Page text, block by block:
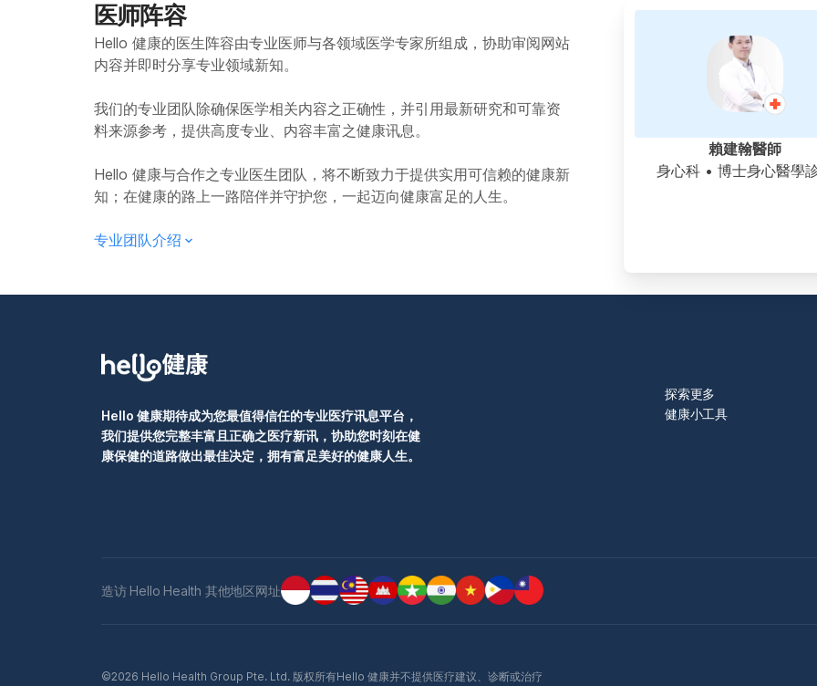
是，无论是医疗上常用的美白药物，还是市售的涂抹式、喷雾式防晒用品，在怀孕期
的健康。 要如此小心的原因是因为美白用的“A酸”具有导致胎儿畸形的风险，无论是
口服还是外用，准妈妈都万万不可接触；而“A酸衍生物”如A醇、A醛、A酯是否能使
用，也必须经过医生评估后才能决定是否安全，因此怀孕期间务必要谨慎。为了降低
风险，建议妈妈们可选择物理性防晒方式，如撑阳伞、穿长袖衣物与戴帽子，不仅能
有效阻挡紫外线，也不必担心产品中的化学成分对宝宝产生影响，是更安心的选择。
如果真的需要使用护肤产品，建议选择经过专业且具公信力的单位认证、标示为“婴
儿适用”或“新生儿可用”的乳液与防晒乳，因为这类产品的成分通常最为温和、安
全，对准妈妈和腹中宝宝的刺激性也较低，使用起来更安心。 另外需要提醒的是，
1.5~2 碗） 2~3 份水果（切块水果约 2~3 碗） 若在日常饮食中摄取不足，建议与妇
产科医生讨论后，再依照处方签补充叶酸锭剂。 蛋白质 除了叶酸之外，准妈妈在孕
期也需要摄取足量的蛋白质，因为蛋白质的主要功能是建构与修补身体组织，并提供
胎儿生长发育及免疫系统运作所需的关键原料。蛋白质充足，宝宝的细胞、器官及肌
肉才能健康发育，妈妈的身体也能更好地支持整个怀孕过程。简单来说，蛋白质够，
宝宝才长得好。 钙质 钙质的摄取有助于宝宝骨骼和牙齿的发育，除了乳制品外，深
绿色叶菜类和豆类也是钙质的良好来源。 铁质 铁质在人体内主要是制造血红素，血
红素是构成红血球的重要物质。红血球负责把氧气运送到身体各个组织，所以准妈妈
摄取铁质，能有助于宝宝的血容量。红肉，豆类，鸡蛋和深绿色叶菜类都是铁质的良
蛋白质新陈代谢，促进红血球的形成。食物来源：谷类、猪肉、鸡肉、鱼肉。 维生
周：怀孕第4周】
接触到受感染的猫咪粪便，就可能被传染。准妈妈若在怀孕期间首次感染弓形虫，病
原体可能经由胎盘传给宝宝，感染率可高达 40%，对胎儿的发育可能造成严重影
初期感染弓形虫，风险更为严重，可能导致流产或死胎。即使宝宝顺利出生，也有可
能罹患“先天性弓形虫感染症”。这类感染的新生儿有约 70%～80% 的机率在出生时
并无明显症状，而是在数月甚至数年后才出现症状，包括： 视力不良 失明 学习障碍
低下（Thrombocytopenia） 水脑症（Hydrocephalus） 小脑症
（Microcephaly） 颅内钙化 神经病变 为了宝宝的健康，准妈妈应尽量让其他人代
始后约两周，所以虽然计算上是怀孕四周，但胚胎实际上只发育了两周。换句话说，
怀孕七周，其实肚里的宝宝胎龄约为五周。这个计算方式有助于统一怀孕评估标准，
方便安排检查与产检时间。 怀孕第 1 周的身体变化 怀孕的第一周并不会出现任何怀
孕迹象。正如前述，医学上所谓的“怀孕第一周”其实是从最后一次月经的第一天开始
计算，因此此时准妈妈尚未受孕。尽管宝宝还未成形，但这段时间是为未来怀孕做准
备的重要阶段。准妈妈应更加注重健康生活，包括均衡饮食、规律作息、补充叶酸、
避免烟酒与高压环境，让身体处于良好状态，为日后宝宝的着床与发育打下稳固基
础。 怀孕第 1 周该进行哪些检查？ 由于怀孕第一周尚未真正受孕，因此这阶段应将
重点放在“孕前检查”上。孕前检查是指夫妻双方在计划怀孕前进行的全面身体评估，
目的是及早发现并排除可能影响受孕或胎儿发育的健康问题。孕前检查建议夫妻双方
质。建议做到以下几点： 戒酒与戒烟 烟酒有可能会导致宝宝先天的缺陷，尤其是饮
酒容易引发“胎儿酒精症候群”（Fetal alcohol syndrome），会让宝宝有下列症状：
外观异常 身材矮小 体重过轻 小头畸形 协调不佳 智力不足 行为异常 认知障碍 听觉
或视觉受损 与医生讨论用药 若准妈妈目前正在服用药物，建议务必与开药的医生进
经管缺陷的风险，也就是因大脑或脊髓发育不全所造成的出生缺陷，例如脊柱裂
水果（如柑橘类的水果） 动物的肝脏 酵母 豆类 叶酸摄取应先由各种不同的天然食
医师阵容
Hello 健康的医生阵容由专业医师与各领域医学专家所组成，协助审阅网站
内容并即时分享专业领域新知。
我们的专业团队除确保医学相关内容之正确性，并引用最新研究和可靠资
料来源参考，提供高度专业、内容丰富之健康讯息。
Hello 健康与合作之专业医生团队，将不断致力于提供实用可信赖的健康新
知；在健康的路上一路陪伴并守护您，一起迈向健康富足的人生。
专业团队介绍
賴建翰醫師
身心科• 博士身心醫學
Hello 健康期待成为您最值得信任的专业医疗讯息平台，
我们提供您完整丰富且正确之医疗新讯，协助您时刻在健
康保健的道路做出最佳决定，拥有富足美好的健康人生。
探索更多
健康小工具
造访 Hello Health 其他地区网址
©2026 Hello Health Group Pte. Ltd. 版权所有Hello 健康并不提供医疗建议、诊断或治疗